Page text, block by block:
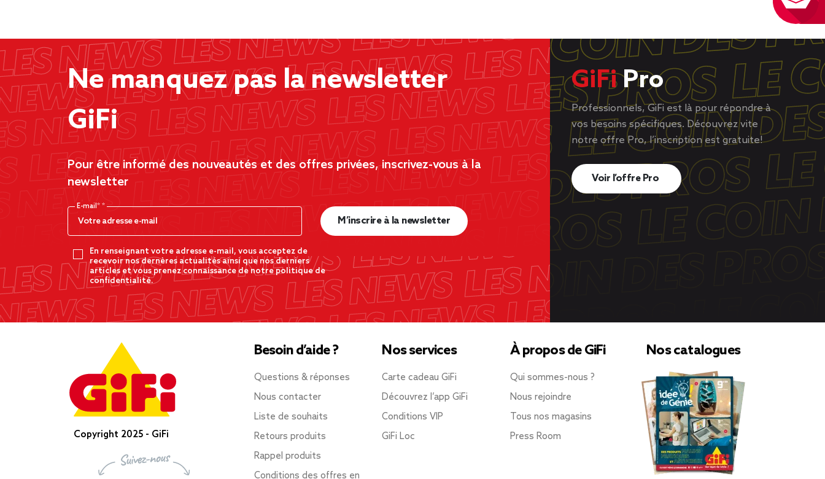
Ne manquez pas la newsletter
GiFi
Pour être informé des nouveautés et des offres privées, inscrivez-vous à la
newsletter
E-mail*
En renseignant votre adresse e-mail, vous acceptez de
recevoir nos dernères actualités ainsi que nos derniers
articles et vous prenez connaissance de notre politique de
confidentialité.
M’inscrire à la newsletter
GiFiPro
Professionnels, GiFi est là pour répondre à
vos besoins spécifiques. Découvrez vite
notre offre Pro, l’inscription est gratuite!
Voir l’offre Pro
Copyright 2025 - GiFi
Besoin d’aide ?
Questions & réponses
Nous contacter
Liste de souhaits
Retours produits
Rappel produits
Conditions des offres en
Nos services
Carte cadeau GiFi
Découvrez l’app GiFi
Conditions VIP
GiFi Loc
À propos de GiFi
Qui sommes-nous ?
Nous rejoindre
Tous nos magasins
Press Room
Nos catalogues